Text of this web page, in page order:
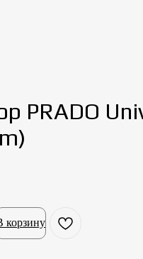
PRADO
корзину